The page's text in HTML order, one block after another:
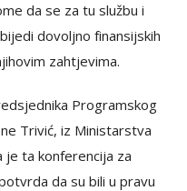
da se za tu službu i
dovoljno finansijskih
zahtjevima.
Programskog
Trivić, iz Ministarstva
je ta konferencija za
da su bili u pravu